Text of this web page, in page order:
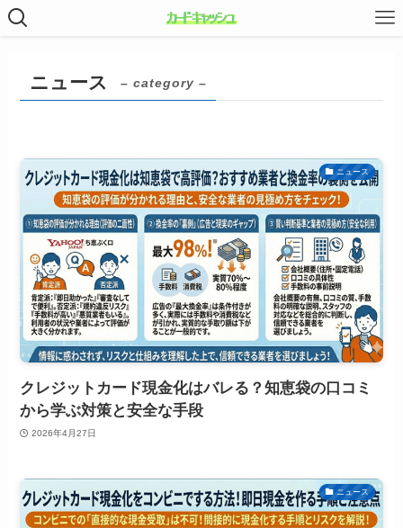
ニュース – category –
ニュース
クレジットカード現金化はバレる？知恵袋の口コミ
から学ぶ対策と安全な手段
2026年4月27日
ニュース